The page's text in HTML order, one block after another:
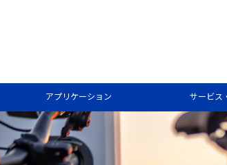
アプリケーション サービス